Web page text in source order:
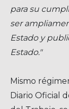
para su
ser
Estado y
Estado."
Mismo
Diario Oficial